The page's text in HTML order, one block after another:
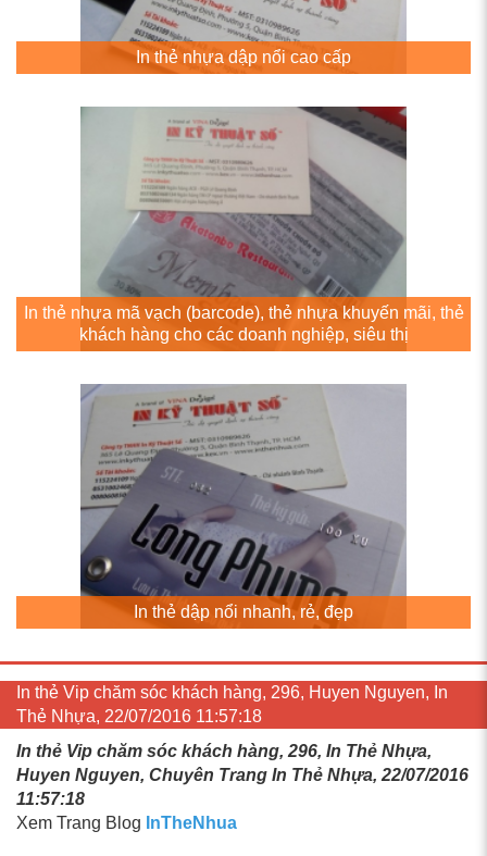
In thẻ nhựa dập nổi cao cấp
In thẻ nhựa mã vạch (barcode), thẻ nhựa khuyến mãi, thẻ
khách hàng cho các doanh nghiệp, siêu thị
In thẻ dập nổi nhanh, rẻ, đẹp
In thẻ Vip chăm sóc khách hàng, 296, Huyen Nguyen, In
Thẻ Nhựa, 22/07/2016 11:57:18
In thẻ Vip chăm sóc khách hàng, 296, In Thẻ Nhựa,
Huyen Nguyen, Chuyên Trang In Thẻ Nhựa, 22/07/2016
11:57:18
Xem Trang Blog InTheNhua